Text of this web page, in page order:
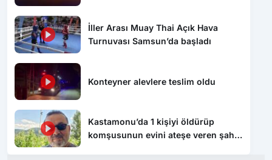
İller Arası Muay Thai Açık Hava
Turnuvası Samsun’da başladı
Konteyner alevlere teslim oldu
Kastamonu’da 1 kişiyi öldürüp
komşusunun evini ateşe veren şahıs